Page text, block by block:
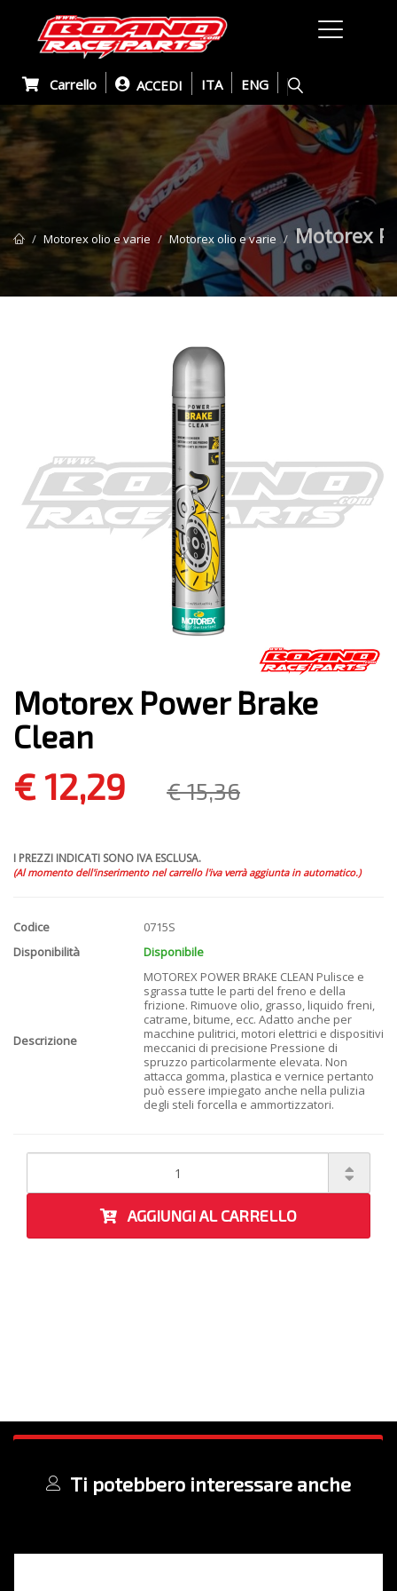
Carrello ACCEDI ITA ENG
Motorex olio e varie Motorex olio e varie Motorex
Motorex Power Brake
Clean
€ 12,29 € 15,36
I PREZZI INDICATI SONO IVA ESCLUSA.
(Al momento dell'inserimento nel carrello l'iva verrà aggiunta in automatico.)
Codice
0715S
Disponibilità
Disponibile
Descrizione
MOTOREX POWER BRAKE CLEAN Pulisce e
sgrassa tutte le parti del freno e della
frizione. Rimuove olio, grasso, liquido freni,
catrame, bitume, ecc. Adatto anche per
macchine pulitrici, motori elettrici e dispositivi
meccanici di precisione Pressione di
spruzzo particolarmente elevata. Non
attacca gomma, plastica e vernice pertanto
può essere impiegato anche nella pulizia
degli steli forcella e ammortizzatori.
AGGIUNGI AL CARRELLO
Ti potebbero interessare anche